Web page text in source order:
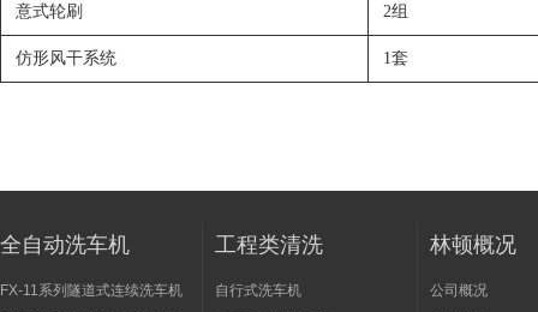
意式轮刷 2组
仿形风干系统 1套
全自动洗车机
FX-11系列隧道式连续洗车机
工程类清洗
自行式洗车机
林顿概况
公司概况